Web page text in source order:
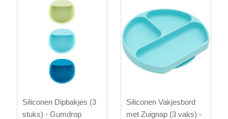
Siliconen Dipbakjes (3
stuks) - Gumdrop
Siliconen Vakjesbord
met Zuignap (3 vaks) -